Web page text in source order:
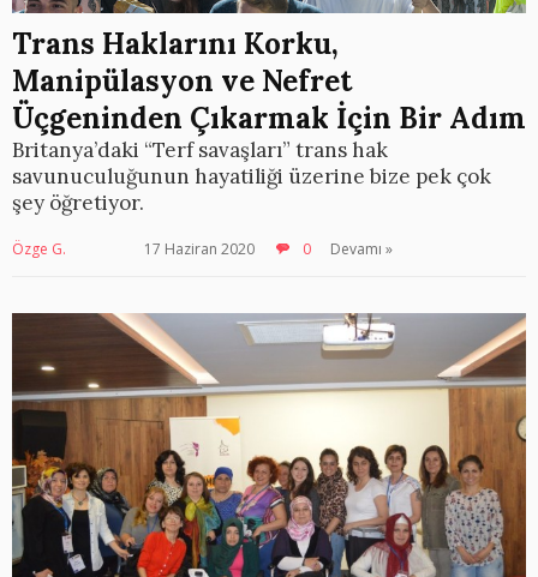
Trans Haklarını Korku,
Manipülasyon ve Nefret
Üçgeninden Çıkarmak İçin Bir Adım
Britanya’daki “Terf savaşları” trans hak
savunuculuğunun hayatiliği üzerine bize pek çok
şey öğretiyor.
Özge G. 17 Haziran 2020 0 Devamı »